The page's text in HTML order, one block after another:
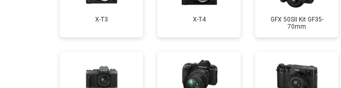
Чистка матрицы
X-T3 X-T4
GFX 50SII Kit GF35-
70mm